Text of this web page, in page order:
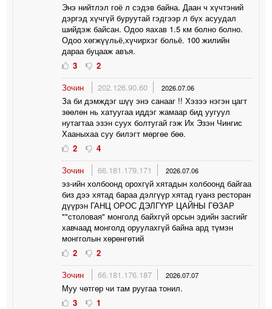
Энэ нийтлэл гоё л сэдэв байна. Даан ч хүчтэний
дэргэд хүчгүй буруутай гэдгээр л бүх асуудал
шийдэж байсан. Одоо яахав 1.5 км болно болно.
Одоо хөгжүүльё,хүчирхэг больё. 100 жилийн
дараа буцааж авъя.
3
2
Зочин
202.126.90.60 2026.07.06
За би дэмждэг шүү энэ санааг !! Хэзээ нэгэн цагт
зөөлөн нь хатуугаа иддэг жамаар бид уугуул
нутагтаа эзэн суух болтугай гэж Их Эзэн Чингис
Хааныхаа суу билэгт мөргөе бөө.
2
4
Зочин
66.181.179.171 2026.07.06
эз-ийн холбоонд орохгүй хятадын холбоонд байгаа
биз дээ хятад бараа дэлгүүр хятад гуанз ресторан
дүүрэн ГАНЦ ОРОС ДЭЛГҮҮР ЦАЙНЫ ГӨЗАР
""столовая" монголд байхгүй орсын эдийн засгийг
хавчаад монголд оруулахгүй байна ард түмэн
монгголын хөрөнгөтий
2
2
Зочин
66.181.176.187 2026.07.07
Муу чөтгөр чи там руугаа тонил.
3
1